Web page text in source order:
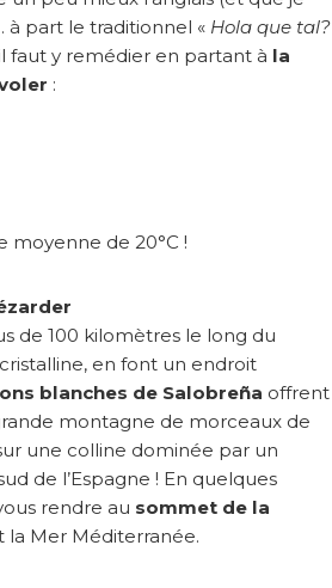
à part le traditionnel « Hola que tal?
faut y remédier en partant à la
:
moyenne de 20°C !
de 100 kilomètres le long du
cristalline, en font un endroit
blanches de Salobreña offrent
montagne de morceaux de
une colline dominée par un
de l’Espagne ! En quelques
rendre au sommet de la
la Mer Méditerranée.